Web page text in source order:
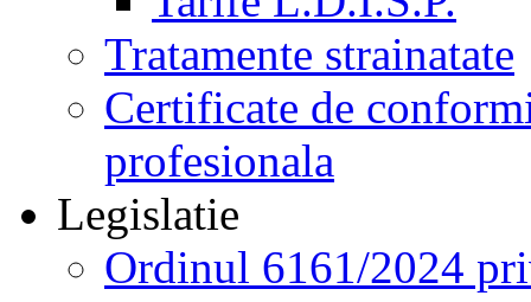
Tratamente strainatate
Certificate de
profesionala
Legislatie
Ordinul 6161/2024